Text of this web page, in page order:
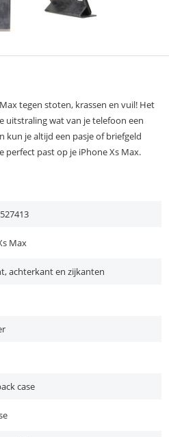
tegen stoten, krassen en vuil! Het
uitstraling wat van je telefoon een
je altijd een pasje of briefgeld
perfect past op je iPhone Xs Max.
Max
achterkant en zijkanten
case